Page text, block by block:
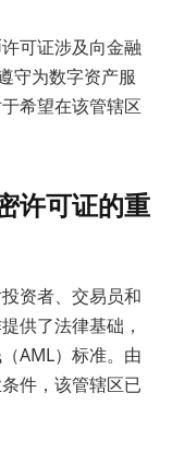
可证涉及向金融
守为数字资产服
希望在该管辖区
许可证的重
资者、交易员和
供了法律基础，
AML）标准。由
件，该管辖区已